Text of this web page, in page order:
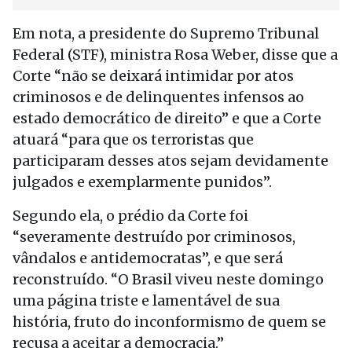
Em nota, a presidente do Supremo Tribunal
Federal (STF), ministra Rosa Weber, disse que a
Corte “não se deixará intimidar por atos
criminosos e de delinquentes infensos ao
estado democrático de direito” e que a Corte
atuará “para que os terroristas que
participaram desses atos sejam devidamente
julgados e exemplarmente punidos”.
Segundo ela, o prédio da Corte foi
“severamente destruído por criminosos,
vândalos e antidemocratas”, e que será
reconstruído. “O Brasil viveu neste domingo
uma página triste e lamentável de sua
história, fruto do inconformismo de quem se
recusa a aceitar a democracia.”